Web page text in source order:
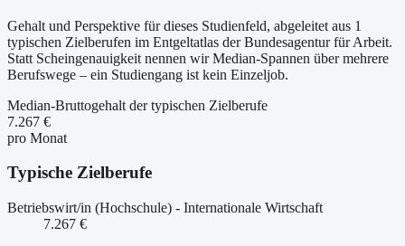
Gehalt und Perspektive für dieses Studienfeld, abgeleitet aus 1
typischen Zielberufen im Entgeltatlas der Bundesagentur für Arbeit.
Statt Scheingenauigkeit nennen wir Median-Spannen über mehrere
Berufswege – ein Studiengang ist kein Einzeljob.
Median-Bruttogehalt der typischen Zielberufe
7.267 €
pro Monat
Typische Zielberufe
Betriebswirt/in (Hochschule) - Internationale Wirtschaft
7.267 €